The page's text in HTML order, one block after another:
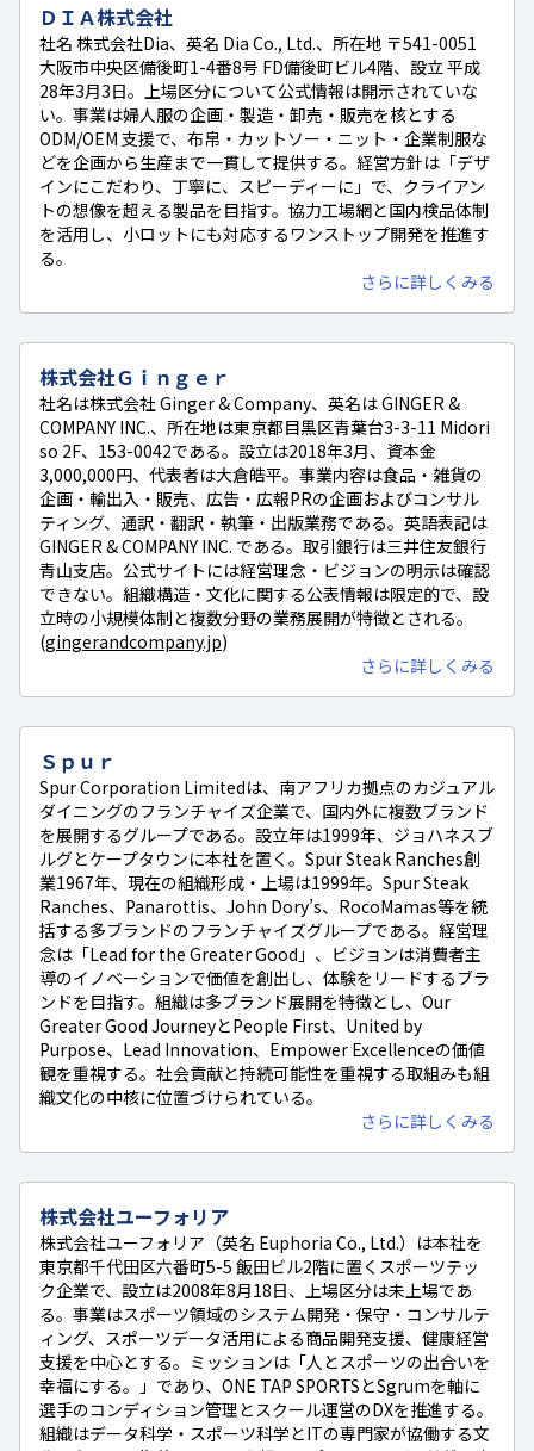
ＤＩＡ株式会社
社名 株式会社Dia、英名 Dia Co., Ltd.、所在地 〒541-0051
大阪市中央区備後町1-4番8号 FD備後町ビル4階、設立 平成
28年3月3日。上場区分について公式情報は開示されていな
い。事業は婦人服の企画・製造・卸売・販売を核とする
ODM/OEM 支援で、布帛・カットソー・ニット・企業制服な
どを企画から生産まで一貫して提供する。経営方針は「デザ
インにこだわり、丁寧に、スピーディーに」で、クライアン
トの想像を超える製品を目指す。協力工場網と国内検品体制
を活用し、小ロットにも対応するワンストップ開発を推進す
る。
さらに詳しくみる
株式会社Ｇｉｎｇｅｒ
社名は株式会社 Ginger & Company、英名は GINGER &
COMPANY INC.、所在地は東京都目黒区青葉台3-3-11 Midori
so 2F、153-0042である。設立は2018年3月、資本金
3,000,000円、代表者は大倉皓平。事業内容は食品・雑貨の
企画・輸出入・販売、広告・広報PRの企画およびコンサル
ティング、通訳・翻訳・執筆・出版業務である。英語表記は
GINGER & COMPANY INC. である。取引銀行は三井住友銀行
青山支店。公式サイトには経営理念・ビジョンの明示は確認
できない。組織構造・文化に関する公表情報は限定的で、設
立時の小規模体制と複数分野の業務展開が特徴とされる。
(gingerandcompany.jp)
さらに詳しくみる
Ｓｐｕｒ
Spur Corporation Limitedは、南アフリカ拠点のカジュアル
ダイニングのフランチャイズ企業で、国内外に複数ブランド
を展開するグループである。設立年は1999年、ジョハネスブ
ルグとケープタウンに本社を置く。Spur Steak Ranches創
業1967年、現在の組織形成・上場は1999年。Spur Steak
Ranches、Panarottis、John Dory’s、RocoMamas等を統
括する多ブランドのフランチャイズグループである。経営理
念は「Lead for the Greater Good」、ビジョンは消費者主
導のイノベーションで価値を創出し、体験をリードするブラ
ンドを目指す。組織は多ブランド展開を特徴とし、Our
Greater Good JourneyとPeople First、United by
Purpose、Lead Innovation、Empower Excellenceの価値
観を重視する。社会貢献と持続可能性を重視する取組みも組
織文化の中核に位置づけられている。
さらに詳しくみる
株式会社ユーフォリア
株式会社ユーフォリア（英名 Euphoria Co., Ltd.）は本社を
東京都千代田区六番町5-5 飯田ビル2階に置くスポーツテッ
ク企業で、設立は2008年8月18日、上場区分は未上場であ
る。事業はスポーツ領域のシステム開発・保守・コンサルテ
ィング、スポーツデータ活用による商品開発支援、健康経営
支援を中心とする。ミッションは「人とスポーツの出合いを
幸福にする。」であり、ONE TAP SPORTSとSgrumを軸に
選手のコンディション管理とスクール運営のDXを推進する。
組織はデータ科学・スポーツ科学とITの専門家が協働する文